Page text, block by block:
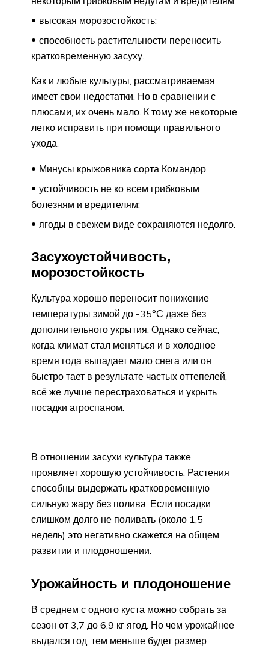
высокая морозостойкость;
способность растительности переносить
кратковременную засуху.
Как и любые культуры, рассматриваемая
имеет свои недостатки. Но в сравнении с
плюсами, их очень мало. К тому же некоторые
легко исправить при помощи правильного
ухода.
Минусы крыжовника сорта Командор:
устойчивость не ко всем грибковым
болезням и вредителям;
ягоды в свежем виде сохраняются недолго.
Засухоустойчивость,
морозостойкость
Культура хорошо переносит понижение
температуры зимой до -35°С даже без
дополнительного укрытия. Однако сейчас,
когда климат стал меняться и в холодное
время года выпадает мало снега или он
быстро тает в результате частых оттепелей,
всё же лучше перестраховаться и укрыть
посадки агроспаном.
В отношении засухи культура также
проявляет хорошую устойчивость. Растения
способны выдержать кратковременную
сильную жару без полива. Если посадки
слишком долго не поливать (около 1,5
недель) это негативно скажется на общем
развитии и плодоношении.
Урожайность и плодоношение
В среднем с одного куста можно собрать за
сезон от 3,7 до 6,9 кг ягод. Но чем урожайнее
выдался год, тем меньше будет размер